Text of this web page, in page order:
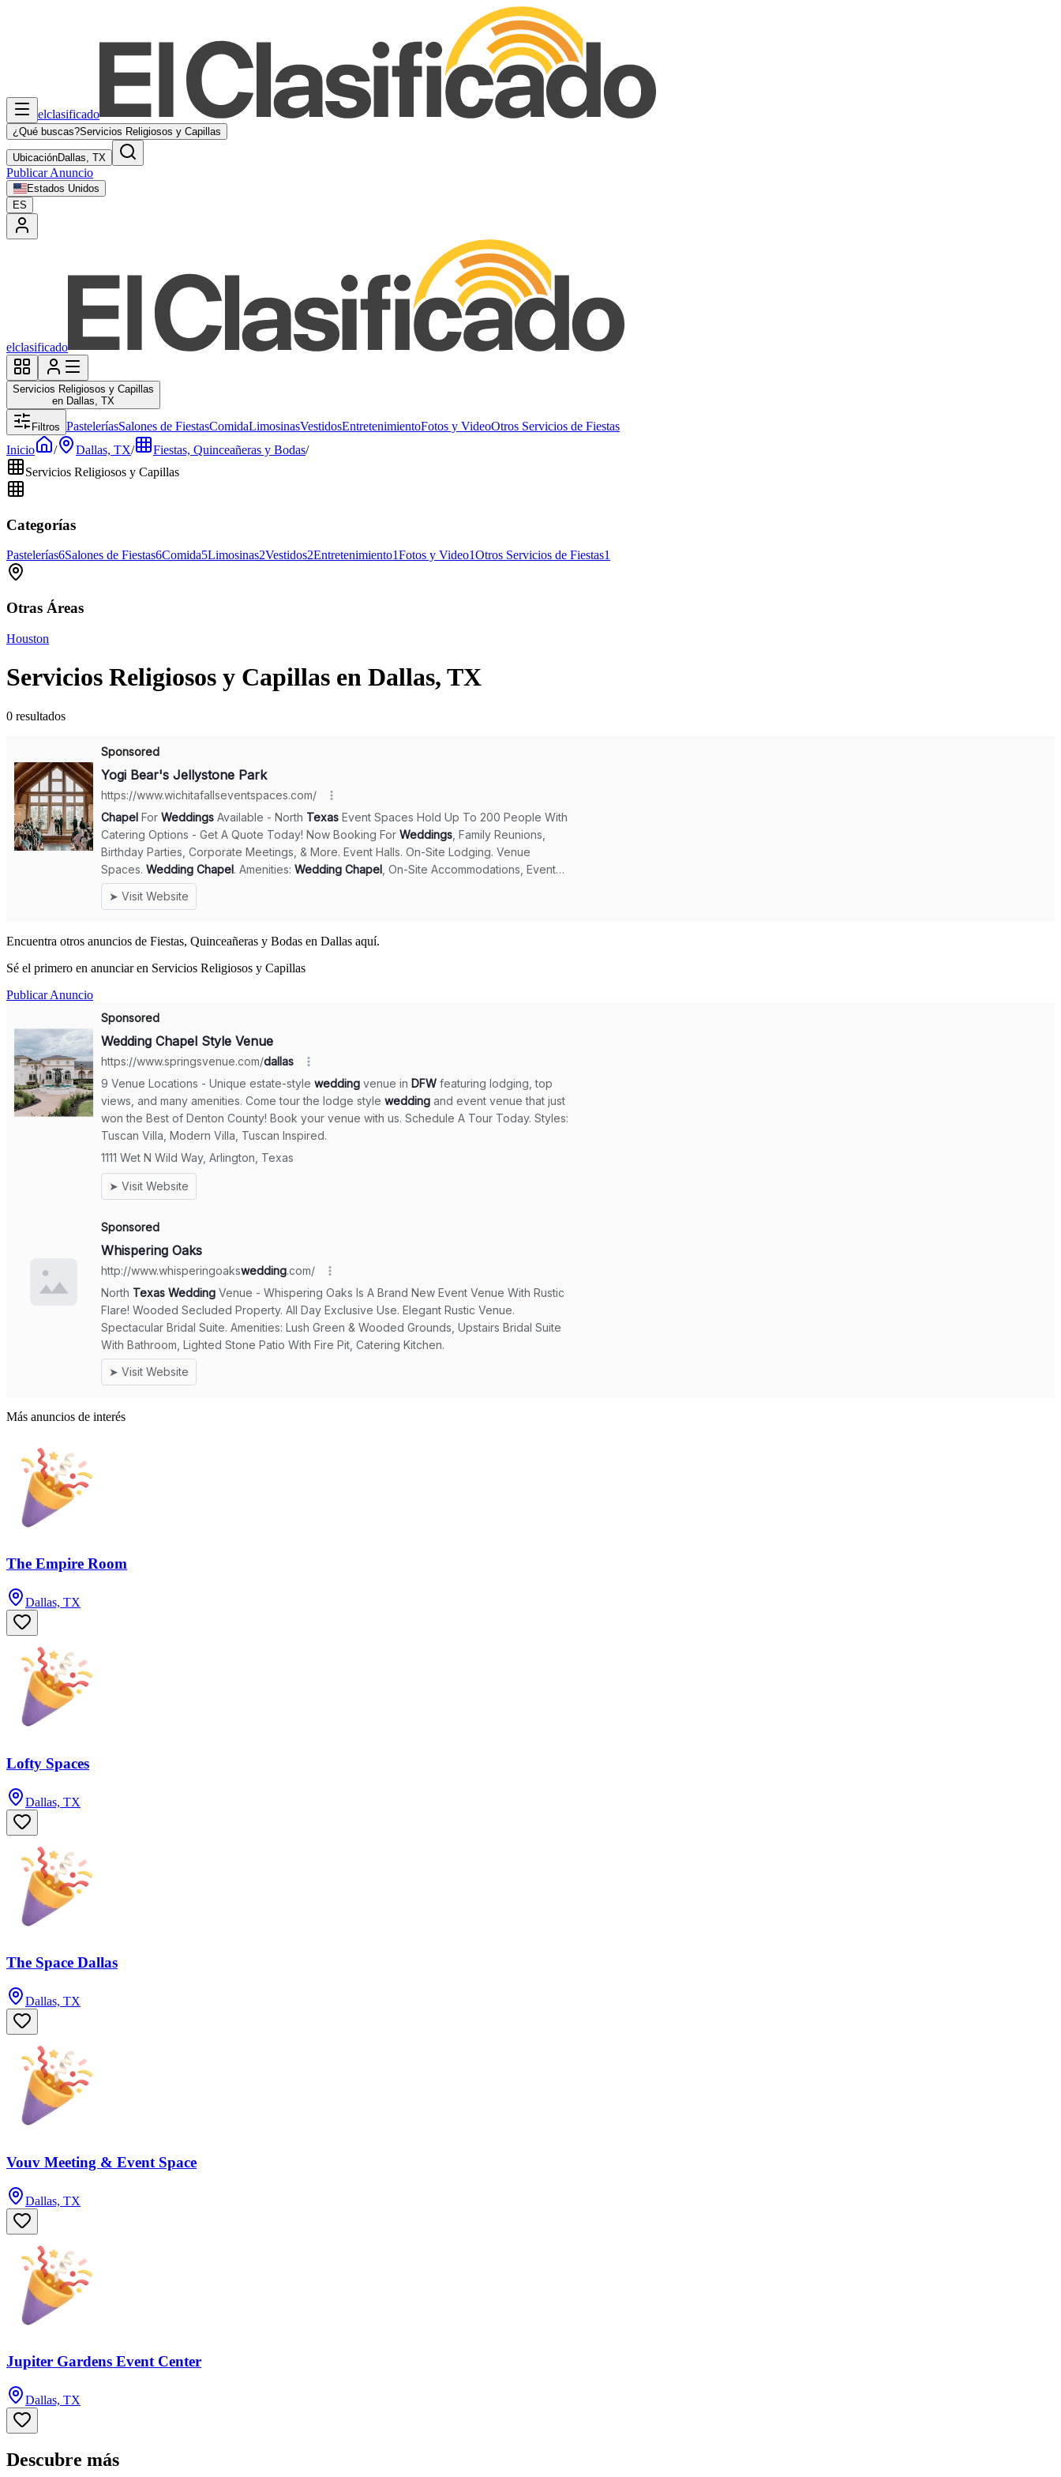
elclasificado
¿Qué buscas?Servicios Religiosos y Capillas
UbicaciónDallas, TX
Publicar Anuncio
Estados Unidos
ES
elclasificado
Servicios Religiosos y Capillas
en Dallas, TX
Filtros PasteleríasSalones de FiestasComidaLimosinasVestidosEntretenimientoFotos y VideoOtros Servicios de Fiestas
Inicio
/ Dallas, TX/ Fiestas, Quinceañeras y Bodas/
Servicios Religiosos y Capillas
Categorías
Pastelerías6Salones de Fiestas6Comida5Limosinas2Vestidos2Entretenimiento1Fotos y Video1Otros Servicios de Fiestas1
Otras Áreas
Houston
Servicios Religiosos y Capillas en Dallas, TX
0 resultados
Encuentra otros anuncios de Fiestas, Quinceañeras y Bodas en Dallas aquí.
Sé el primero en anunciar en Servicios Religiosos y Capillas
Publicar Anuncio
Más anuncios de interés
The Empire Room
Dallas, TX
Lofty Spaces
Dallas, TX
The Space Dallas
Dallas, TX
Vouv Meeting & Event Space
Dallas, TX
Jupiter Gardens Event Center
Dallas, TX
Descubre más